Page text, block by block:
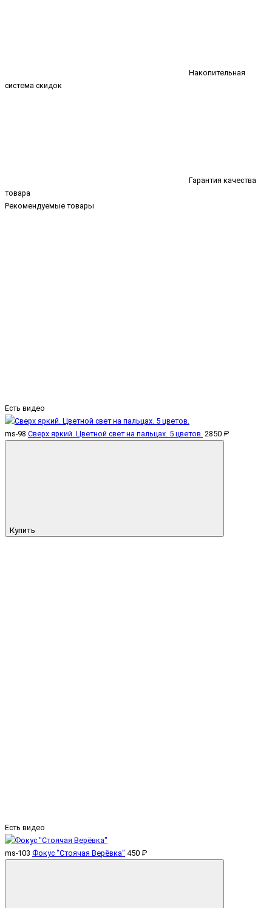
Накопительная
система скидок
Гарантия качества
товара
Рекомендуемые товары
Есть видео
ms-98 Сверх яркий. Цветной свет на пальцах. 5 цветов. 2850 ₽
Купить
Есть видео
ms-103 Фокус "Стоячая Верёвка" 450 ₽